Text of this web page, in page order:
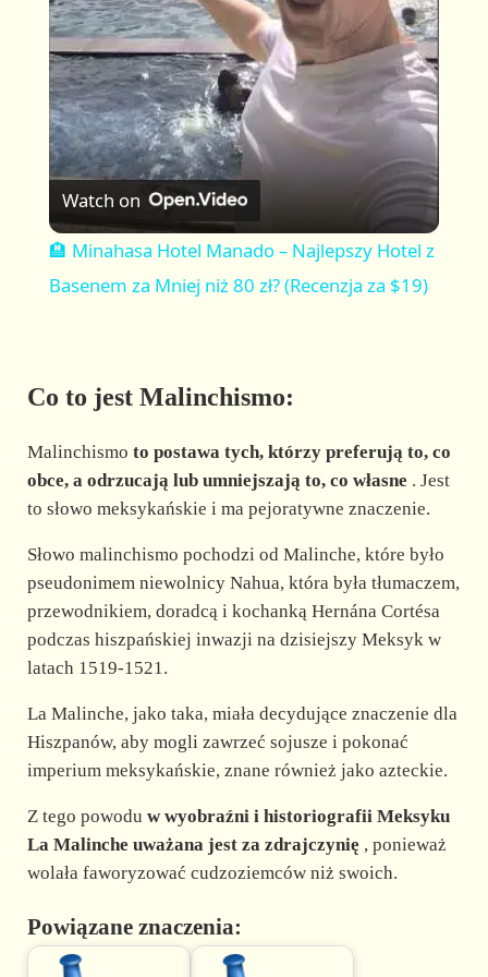
a
y
V
i
o
Watch on
🏨 Minahasa Hotel Manado – Najlepszy Hotel z
Basenem za Mniej niż 80 zł? (Recenzja za $19)
Co to jest Malinchismo:
Malinchismo to postawa tych, którzy preferują to, co
obce, a odrzucają lub umniejszają to, co własne . Jest
to słowo meksykańskie i ma pejoratywne znaczenie.
Słowo malinchismo pochodzi od Malinche, które było
pseudonimem niewolnicy Nahua, która była tłumaczem,
przewodnikiem, doradcą i kochanką Hernána Cortésa
podczas hiszpańskiej inwazji na dzisiejszy Meksyk w
latach 1519-1521.
La Malinche, jako taka, miała decydujące znaczenie dla
Hiszpanów, aby mogli zawrzeć sojusze i pokonać
imperium meksykańskie, znane również jako azteckie.
Z tego powodu w wyobraźni i historiografii Meksyku
La Malinche uważana jest za zdrajczynię , ponieważ
wolała faworyzować cudzoziemców niż swoich.
Powiązane znaczenia: